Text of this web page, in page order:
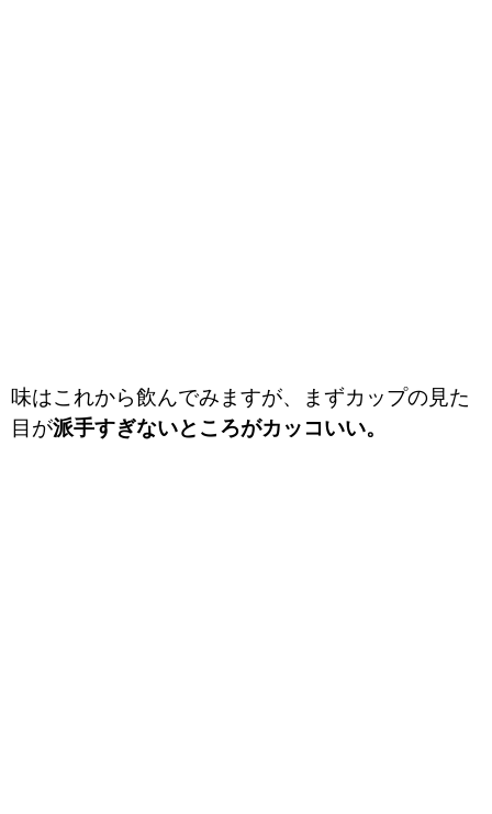
味はこれから飲んでみますが、まずカップの見た
目が派手すぎないところがカッコいい。